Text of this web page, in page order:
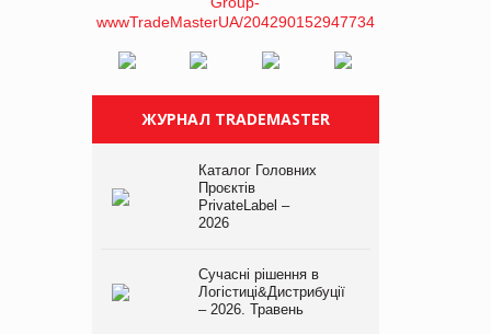
ЖУРНАЛ TRADEMASTER
Каталог Головних
Проєктів
PrivateLabel –
2026
Сучасні рішення в
Логістиці&Дистрибуції
– 2026. Травень